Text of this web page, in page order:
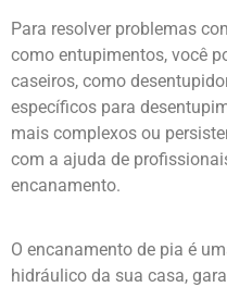
Para resolver problemas
como entupimentos, você
caseiros, como
específicos para
mais complexos ou
com a ajuda de
encanamento.
O encanamento de pia é
hidráulico da sua casa,